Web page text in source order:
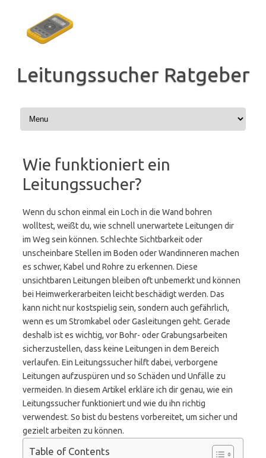
springen
Leitungssucher Ratgeber
Wie funktioniert ein
Leitungssucher?
Wenn du schon einmal ein Loch in die Wand bohren
wolltest, weißt du, wie schnell unerwartete Leitungen dir
im Weg sein können. Schlechte Sichtbarkeit oder
unscheinbare Stellen im Boden oder Wandinneren machen
es schwer, Kabel und Rohre zu erkennen. Diese
unsichtbaren Leitungen bleiben oft unbemerkt und können
bei Heimwerkerarbeiten leicht beschädigt werden. Das
kann nicht nur kostspielig sein, sondern auch gefährlich,
wenn es um Stromkabel oder Gasleitungen geht. Gerade
deshalb ist es wichtig, vor Bohr- oder Grabungsarbeiten
sicherzustellen, dass keine Leitungen in dem Bereich
verlaufen. Ein Leitungssucher hilft dabei, verborgene
Leitungen aufzuspüren und so Schäden und Unfälle zu
vermeiden. In diesem Artikel erkläre ich dir genau, wie ein
Leitungssucher funktioniert und wie du ihn richtig
verwendest. So bist du bestens vorbereitet, um sicher und
gezielt arbeiten zu können.
Table of Contents